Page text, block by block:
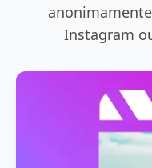
Instagram